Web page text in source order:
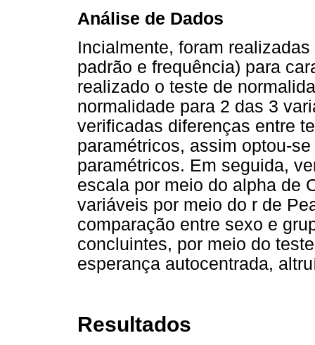
Análise de Dados
Incialmente, foram
padrão e frequência) para
realizado o teste de
normalidade para 2 das 3
verificadas diferenças entre
paramétricos, assim optou-
paramétricos. Em seguida,
escala por meio do alpha de
variáveis por meio do r de
comparação entre sexo e
concluintes, por meio do
esperança autocentrada,
Resultados